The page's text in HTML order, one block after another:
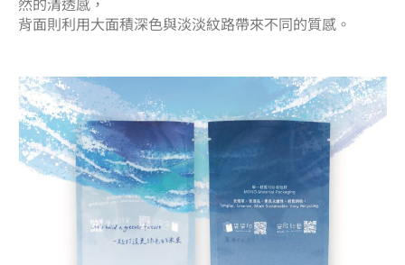
背面則利用大面積深色與淡淡紋路帶來不同的質感。